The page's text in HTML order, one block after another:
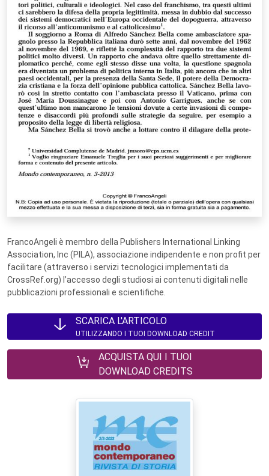
FrancoAngeli è membro della Publishers International Linking
Association, Inc (PILA), associazione indipendente e non profit per
facilitare (attraverso i servizi tecnologici implementati da
CrossRef.org) l’accesso degli studiosi ai contenuti digitali nelle
pubblicazioni professionali e scientifiche.
SCARICA L'ARTICOLO
UTILIZZANDO I TUOI DOWNLOAD CREDIT
ACQUISTA QUI I TUOI
DOWNLOAD CREDITS